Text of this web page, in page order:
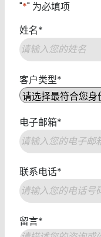
"*" 为必填项
姓名*
一
页
客户类型*
电子邮箱*
联系电话*
留言*